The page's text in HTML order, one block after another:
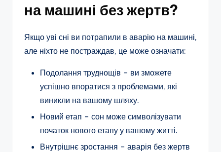
на машині без жертв?
Якщо уві сні ви потрапили в аварію на машині,
але ніхто не постраждав, це може означати:
Подолання труднощів – ви зможете
успішно впоратися з проблемами, які
виникли на вашому шляху.
Новий етап – сон може символізувати
початок нового етапу у вашому житті.
Внутрішнє зростання – аварія без жертв